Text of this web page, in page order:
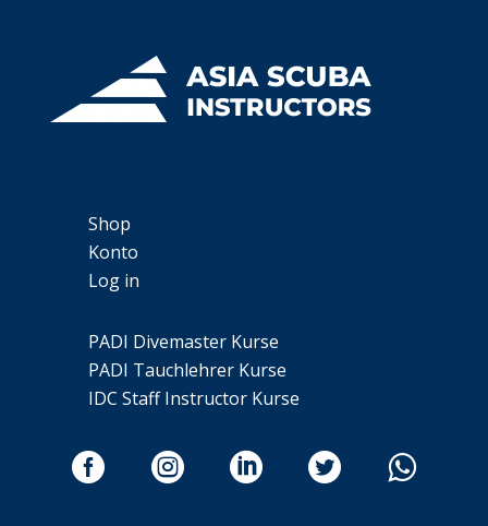
Shop
Konto
Log in
PADI Divemaster Kurse
PADI Tauchlehrer Kurse
IDC Staff Instructor Kurse
    